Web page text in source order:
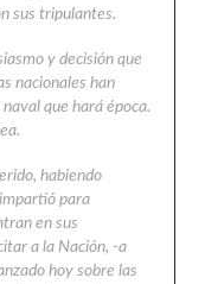
sus tripulantes.
y decisión que
nacionales han
que hará época.
habiendo
para
en sus
a la Nación, -a
hoy sobre las